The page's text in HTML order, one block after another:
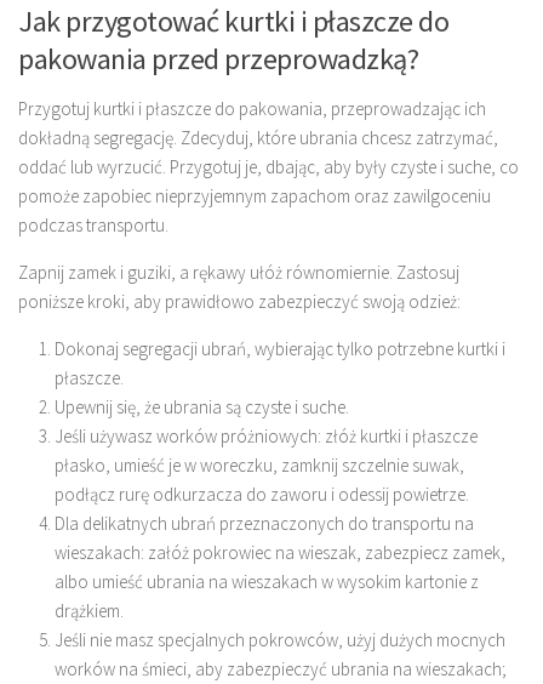
Jak przygotować kurtki i płaszcze do
pakowania przed przeprowadzką?
Przygotuj kurtki i płaszcze do pakowania, przeprowadzając ich
dokładną segregację. Zdecyduj, które ubrania chcesz zatrzymać,
oddać lub wyrzucić. Przygotuj je, dbając, aby były czyste i suche, co
pomoże zapobiec nieprzyjemnym zapachom oraz zawilgoceniu
podczas transportu.
Zapnij zamek i guziki, a rękawy ułóż równomiernie. Zastosuj
poniższe kroki, aby prawidłowo zabezpieczyć swoją odzież:
Dokonaj segregacji ubrań, wybierając tylko potrzebne kurtki i
płaszcze.
Upewnij się, że ubrania są czyste i suche.
Jeśli używasz worków próżniowych: złóż kurtki i płaszcze
płasko, umieść je w woreczku, zamknij szczelnie suwak,
podłącz rurę odkurzacza do zaworu i odessij powietrze.
Dla delikatnych ubrań przeznaczonych do transportu na
wieszakach: załóż pokrowiec na wieszak, zabezpiecz zamek,
albo umieść ubrania na wieszakach w wysokim kartonie z
drążkiem.
Jeśli nie masz specjalnych pokrowców, użyj dużych mocnych
worków na śmieci, aby zabezpieczyć ubrania na wieszakach;